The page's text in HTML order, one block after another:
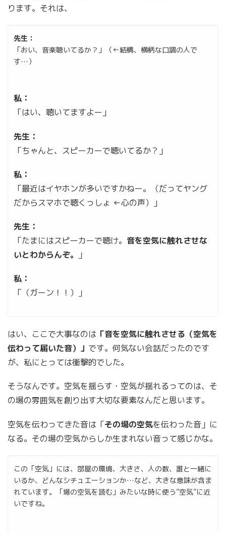
ります。それは、
先生：
「おい、音楽聴いてるか？」（←結構、横柄な口調の人で
す…）
私：
「はい、聴いてますよー」
先生：
「ちゃんと、スピーカーで聴いてるか？」
私：
「最近はイヤホンが多いですかねー。（だってヤング
だからスマホで聴くっしょ ←心の声）」
先生：
「たまにはスピーカーで聴け。 音を空気に触れさせな
いとわからんぞ。
」
私：
「（ガーン！！）」
はい、ここで大事なのは 「音を空気に触れさせる（空気を
伝わって届いた音）」 です。何気ない会話だったのです
が、私にとっては衝撃的でした。
そうなんです。空気を揺らす・空気が揺れるってのは、そ
の場の雰囲気を創り出す大切な要素なんだと思います。
空気を伝わってきた音は「その場の空気を伝わった音」に
なる。その場の空気からしか生まれない音って感じかな。
この「空気」には、部屋の環境、大きさ、人の数、誰と一緒に
いるか、どんなシチュエーションか…など、大きな意味が含ま
れています。「場の空気を読む」みたいな時に使う”空気”に近
いですね。